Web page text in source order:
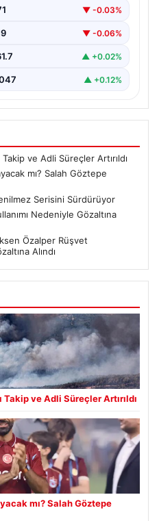
▼ -0.03%
▼ -0.06%
▲ +0.02%
▲ +0.12%
Takip ve Adli Süreçler Artırıldı
mı? Salah Göztepe
Serisini Sürdürüyor
Nedeniyle Gözaltına
Özalper Rüşvet
Alındı
Takip ve Adli Süreçler Artırıldı
mı? Salah Göztepe